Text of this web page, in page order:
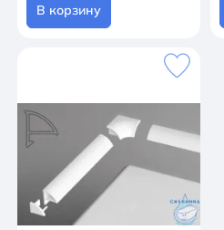
В корзину